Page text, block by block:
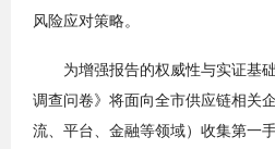
风险应对策略。
为增强报告的权威性与实证基础
调查问卷》将面向全市供应链相关
流、平台、金融等领域）收集第一